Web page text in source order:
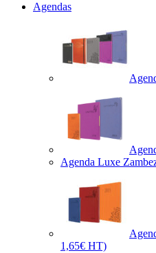
Agendas
Agenda Luxe
1,65€ HT)